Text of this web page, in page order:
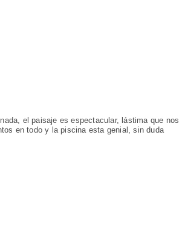
el paisaje es espectacular, lástima que nos
en todo y la piscina esta genial, sin duda